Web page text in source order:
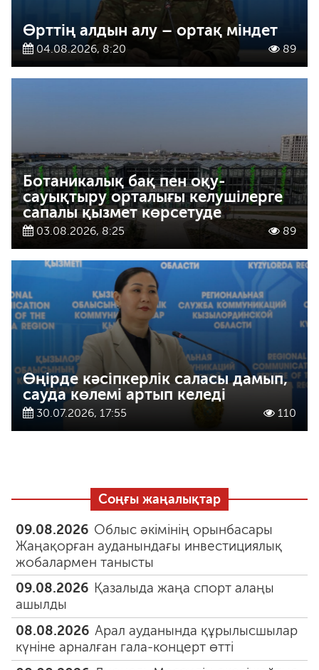
Өрттің алдын алу – ортақ міндет
04.08.2026, 8:20 89
Ботаникалық бақ пен оқу-
сауықтыру орталығы келушілерге
сапалы қызмет көрсетуде
03.08.2026, 8:25 89
Өңірде кәсіпкерлік саласы дамып,
сауда көлемі артып келеді
30.07.2026, 17:55 110
Соңғы жаңалықтар
09.08.2026 Облыс әкімінің орынбасары
Жаңақорған ауданындағы инвестициялық
жобалармен танысты
09.08.2026 Қазалыда жаңа спорт алаңы
ашылды
08.08.2026 Арал ауданында құрылысшылар
күніне арналған гала-концерт өтті